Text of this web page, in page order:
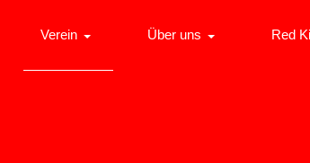
Verein Über uns Red